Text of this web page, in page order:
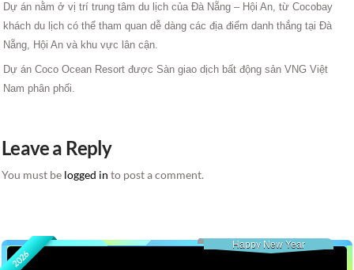
Dự án nằm ở vị trí trung tâm du lịch của Đà Nẵng – Hội An, từ Cocobay
khách du lịch có thể tham quan dễ dàng các địa điểm danh thắng tại Đà
Nẵng, Hội An và khu vực lân cận.
Dự án Coco Ocean Resort được Sàn giao dịch bất động sản VNG Việt
Nam phân phối.
Leave a Reply
You must be logged in to post a comment.
2026
Happy New Year